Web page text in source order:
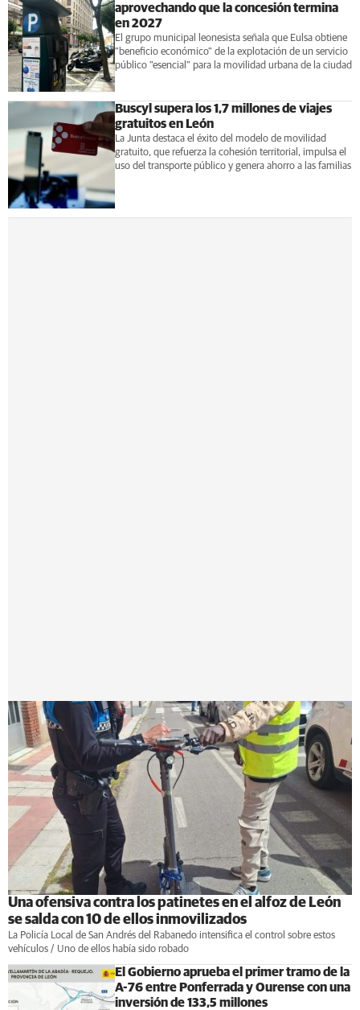
aprovechando que la concesión termina
en 2027
El grupo municipal leonesista señala que Eulsa obtiene
"beneficio económico" de la explotación de un servicio
público "esencial" para la movilidad urbana de la ciudad
Buscyl supera los 1,7 millones de viajes
gratuitos en León
La Junta destaca el éxito del modelo de movilidad
gratuito, que refuerza la cohesión territorial, impulsa el
uso del transporte público y genera ahorro a las familias
Una ofensiva contra los patinetes en el alfoz de León
se salda con 10 de ellos inmovilizados
La Policía Local de San Andrés del Rabanedo intensifica el control sobre estos
vehículos / Uno de ellos había sido robado
El Gobierno aprueba el primer tramo de la
A-76 entre Ponferrada y Ourense con una
inversión de 133,5 millones